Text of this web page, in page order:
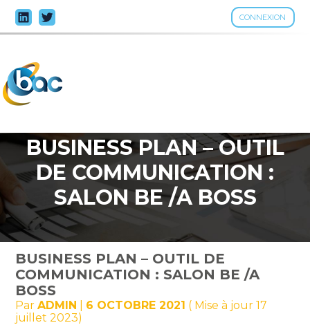
CONNEXION
Aller
au
BUSINESS PLAN – OUTIL
DE COMMUNICATION :
SALON BE /A BOSS
BUSINESS PLAN – OUTIL DE
COMMUNICATION : SALON BE /A
BOSS
ParADMIN 6 OCTOBRE 2021 ( Mise à jour 17
juillet 2023)